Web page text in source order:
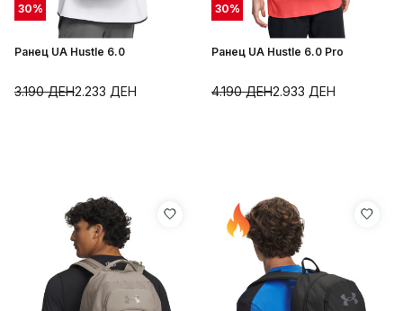
30%
Ранец UA Hustle 6.0
2.233 ДЕН
3.190ДЕН
30%
Ранец UA Hustle 6.0 Pro
2.933 ДЕН
4.190ДЕН